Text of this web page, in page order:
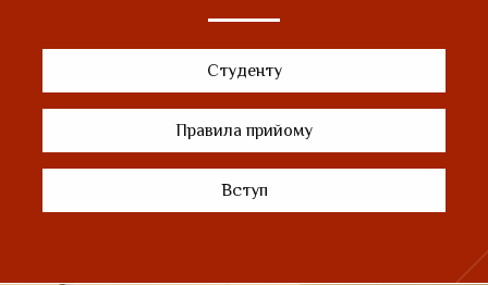
Студенту
Правила прийому
Вступ